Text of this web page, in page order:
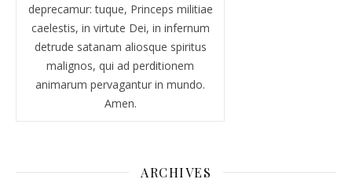
deprecamur: tuque, Princeps militiae
caelestis, in virtute Dei, in infernum
detrude satanam aliosque spiritus
malignos, qui ad perditionem
animarum pervagantur in mundo.
Amen.
ARCHIVES